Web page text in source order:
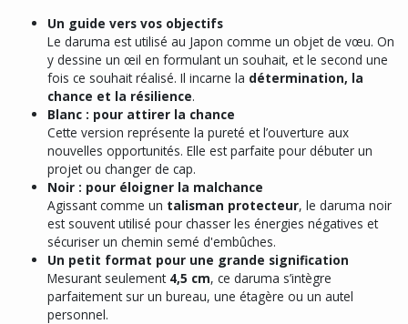
Un guide vers vos objectifs
Le daruma est utilisé au Japon comme un objet de vœu. On
y dessine un œil en formulant un souhait, et le second une
fois ce souhait réalisé. Il incarne la détermination, la
chance et la résilience.
Blanc : pour attirer la chance
Cette version représente la pureté et l’ouverture aux
nouvelles opportunités. Elle est parfaite pour débuter un
projet ou changer de cap.
Noir : pour éloigner la malchance
Agissant comme un talisman protecteur, le daruma noir
est souvent utilisé pour chasser les énergies négatives et
sécuriser un chemin semé d'embûches.
Un petit format pour une grande signification
Mesurant seulement 4,5 cm, ce daruma s’intègre
parfaitement sur un bureau, une étagère ou un autel
personnel.